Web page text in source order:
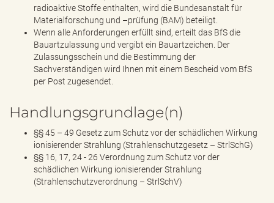
radioaktive Stoffe enthalten, wird die Bundesanstalt für
Materialforschung und –prüfung (BAM) beteiligt.
Wenn alle Anforderungen erfüllt sind, erteilt das BfS die
Bauartzulassung und vergibt ein Bauartzeichen. Der
Zulassungsschein und die Bestimmung der
Sachverständigen wird Ihnen mit einem Bescheid vom BfS
per Post zugesendet.
Handlungsgrundlage(n)
§§ 45 – 49 Gesetz zum Schutz vor der schädlichen Wirkung
ionisierender Strahlung (Strahlenschutzgesetz – StrlSchG)
§§ 16, 17, 24 - 26 Verordnung zum Schutz vor der
schädlichen Wirkung ionisierender Strahlung
(Strahlenschutzverordnung – StrlSchV)